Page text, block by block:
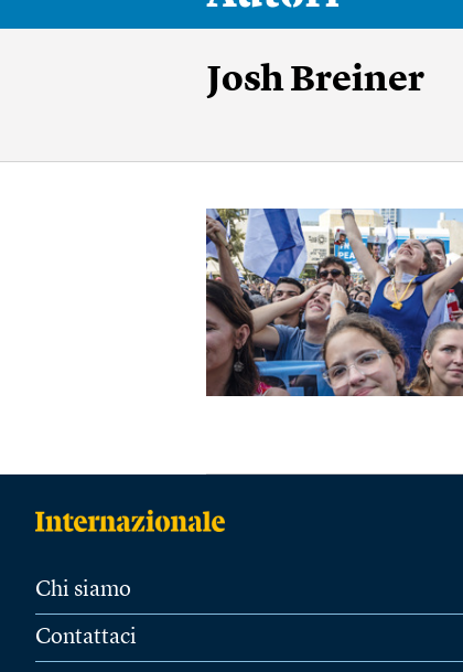
Josh Breiner
Chi siamo
Contattaci